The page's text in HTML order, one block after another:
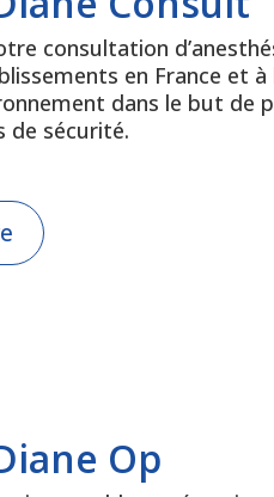
consultation
en France et à
dans le but de
de sécurité.
Op